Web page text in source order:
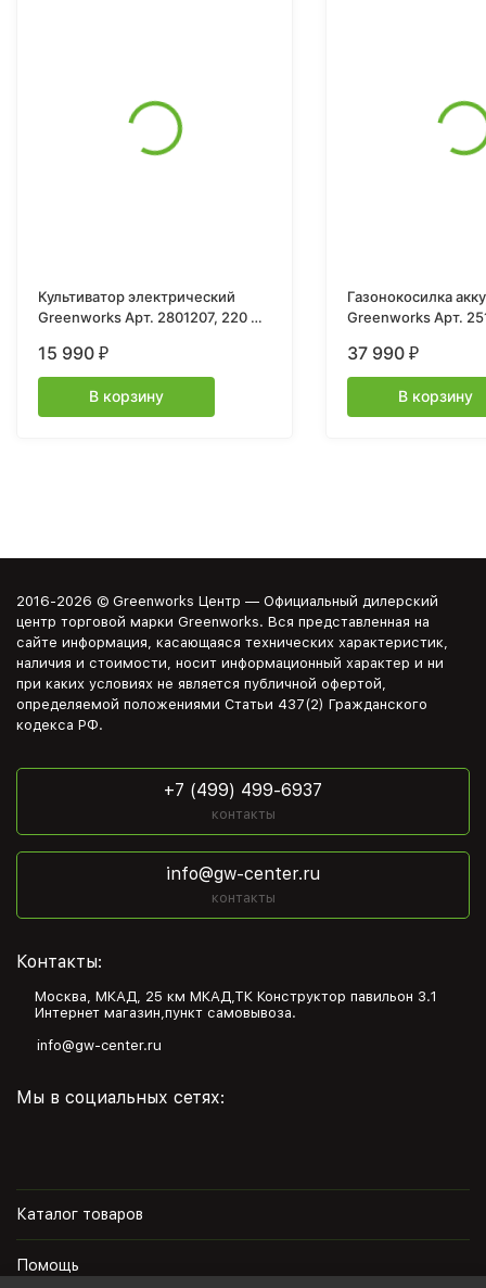
Культиватор электрический
Greenworks Арт. 2801207, 220 В,
15 990 ₽
В корзину
Газонокосилка
Greenworks Арт.
1хАКБ 4 Ач и ЗУ
37 990 ₽
В корзину
2016-2026 © Greenworks Центр — Официальный дилерский
центр торговой марки Greenworks. Вся представленная на
сайте информация, касающаяся технических характеристик,
наличия и стоимости, носит информационный характер и ни
при каких условиях не является публичной офертой,
определяемой положениями Статьи 437(2) Гражданского
кодекса РФ.
+7 (499) 499-6937
контакты
info@gw-center.ru
контакты
Контакты:
Москва, МКАД, 25 км МКАД,ТК Конструктор павильон З.1
Интернет магазин,пункт самовывоза.
info@gw-center.ru
Мы в социальных сетях:
Каталог товаров
Помощь